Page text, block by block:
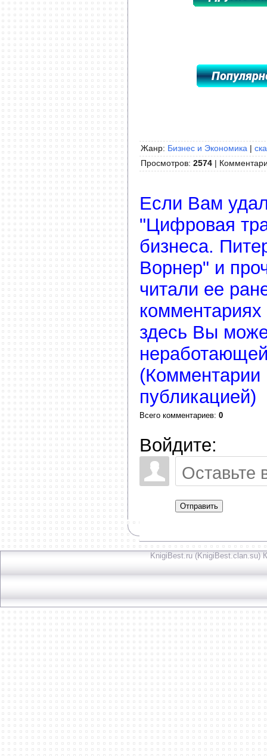
Жанр: Бизнес и Экономика |
Просмотров: 2574 |
Если Вам
"Цифровая
бизнеса.
Ворнер" и
читали ее
здесь Вы
(Комментарии
публикацией)
Всего комментариев: 0
Войдите:
Отправить
KnigiBest.ru (KnigiBest.clan.su)